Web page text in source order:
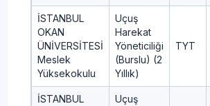
İSTANBUL
OKAN
ÜNİVERSİTESİ
Meslek
Yüksekokulu
Uçuş
Harekat
Yöneticiliği
(Burslu) (2
Yıllık)
TYT
İSTANBUL
Uçuş